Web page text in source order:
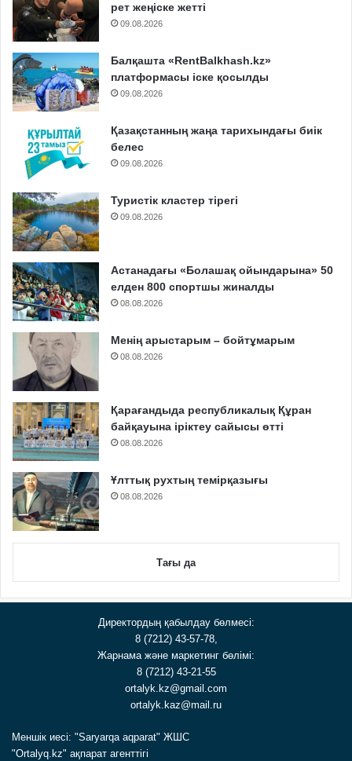
рет жеңіске жетті
09.08.2026
Балқашта «RentBalkhash.kz»
платформасы іске қосылды
09.08.2026
Қазақстанның жаңа тарихындағы биік
белес
09.08.2026
Туристік кластер тірегі
09.08.2026
Астанадағы «Болашақ ойындарына» 50
елден 800 спортшы жиналды
08.08.2026
Менің арыстарым – бойтұмарым
08.08.2026
Қарағандыда республикалық Құран
байқауына іріктеу сайысы өтті
08.08.2026
Ұлттық рухтың темірқазығы
08.08.2026
Тағы да
Директордың қабылдау бөлмесі:
8 (7212) 43-57-78,
Жарнама және маркетинг бөлімі:
8 (7212) 43-21-55
ortalyk.kz@gmail.com
ortalyk.kaz@mail.ru
Меншік иесі: "Saryarqa aqparat" ЖШС
"Ortalyq.kz" ақпарат агенттігі